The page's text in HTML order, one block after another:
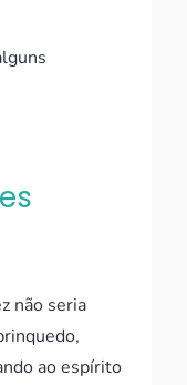
não seria
ao espírito